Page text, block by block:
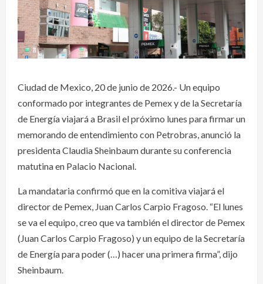
Ciudad de Mexico, 20 de junio de 2026.- Un equipo
conformado por integrantes de Pemex y de la Secretaría
de Energía viajará a Brasil el próximo lunes para firmar un
memorando de entendimiento con Petrobras, anunció la
presidenta Claudia Sheinbaum durante su conferencia
matutina en Palacio Nacional.
La mandataria confirmó que en la comitiva viajará el
director de Pemex, Juan Carlos Carpio Fragoso. “El lunes
se va el equipo, creo que va también el director de Pemex
(Juan Carlos Carpio Fragoso) y un equipo de la Secretaría
de Energía para poder (…) hacer una primera firma”, dijo
Sheinbaum.